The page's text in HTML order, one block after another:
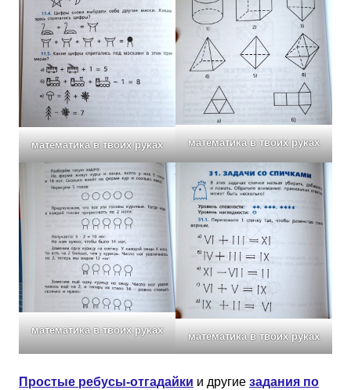
математика в твоих руках математика в твоих руках
математика в твоих руках
математика в твоих руках
Простые ребусы-отгадайки и другие задания по